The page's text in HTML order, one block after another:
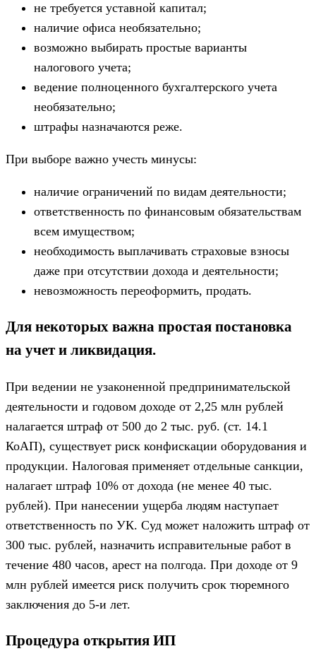
не требуется уставной капитал;
наличие офиса необязательно;
возможно выбирать простые варианты
налогового учета;
ведение полноценного бухгалтерского учета
необязательно;
штрафы назначаются реже.
При выборе важно учесть минусы:
наличие ограничений по видам деятельности;
ответственность по финансовым обязательствам
всем имуществом;
необходимость выплачивать страховые взносы
даже при отсутствии дохода и деятельности;
невозможность переоформить, продать.
Для некоторых важна простая постановка
на учет и ликвидация.
При ведении не узаконенной предпринимательской
деятельности и годовом доходе от 2,25 млн рублей
налагается штраф от 500 до 2 тыс. руб. (ст. 14.1
КоАП), существует риск конфискации оборудования и
продукции. Налоговая применяет отдельные санкции,
налагает штраф 10% от дохода (не менее 40 тыс.
рублей). При нанесении ущерба людям наступает
ответственность по УК. Суд может наложить штраф от
300 тыс. рублей, назначить исправительные работ в
течение 480 часов, арест на полгода. При доходе от 9
млн рублей имеется риск получить срок тюремного
заключения до 5-и лет.
Процедура открытия ИП